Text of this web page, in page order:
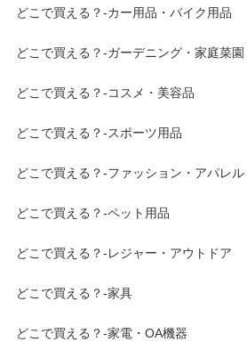
どこで買える？-カー用品・バイク用品
どこで買える？-ガーデニング・家庭菜園
どこで買える？-コスメ・美容品
どこで買える？-スポーツ用品
どこで買える？-ファッション・アパレル
どこで買える？-ペット用品
どこで買える？-レジャー・アウトドア
どこで買える？-家具
どこで買える？-家電・OA機器